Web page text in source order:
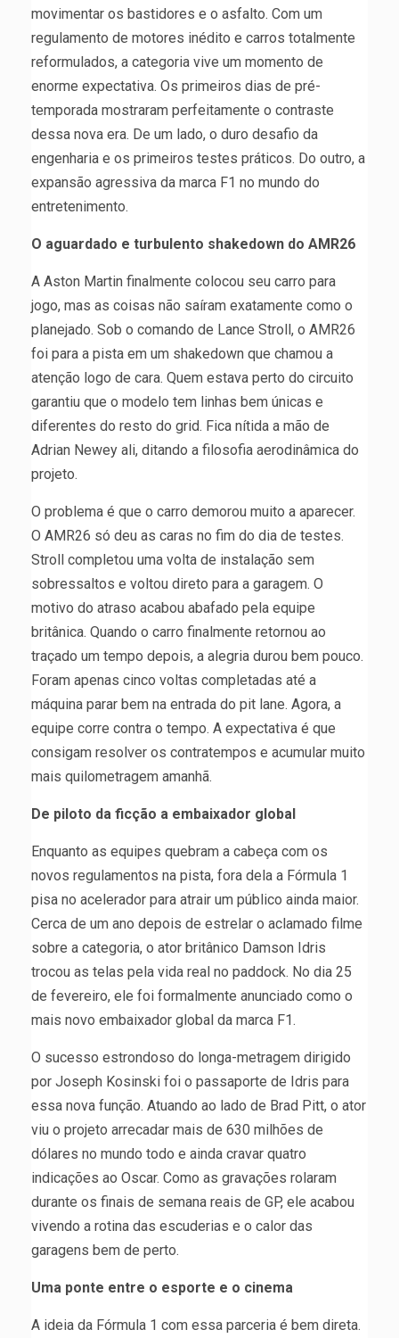
movimentar os bastidores e o asfalto. Com um
regulamento de motores inédito e carros totalmente
reformulados, a categoria vive um momento de
enorme expectativa. Os primeiros dias de pré-
temporada mostraram perfeitamente o contraste
dessa nova era. De um lado, o duro desafio da
engenharia e os primeiros testes práticos. Do outro, a
expansão agressiva da marca F1 no mundo do
entretenimento.
O aguardado e turbulento shakedown do AMR26
A Aston Martin finalmente colocou seu carro para
jogo, mas as coisas não saíram exatamente como o
planejado. Sob o comando de Lance Stroll, o AMR26
foi para a pista em um shakedown que chamou a
atenção logo de cara. Quem estava perto do circuito
garantiu que o modelo tem linhas bem únicas e
diferentes do resto do grid. Fica nítida a mão de
Adrian Newey ali, ditando a filosofia aerodinâmica do
projeto.
O problema é que o carro demorou muito a aparecer.
O AMR26 só deu as caras no fim do dia de testes.
Stroll completou uma volta de instalação sem
sobressaltos e voltou direto para a garagem. O
motivo do atraso acabou abafado pela equipe
britânica. Quando o carro finalmente retornou ao
traçado um tempo depois, a alegria durou bem pouco.
Foram apenas cinco voltas completadas até a
máquina parar bem na entrada do pit lane. Agora, a
equipe corre contra o tempo. A expectativa é que
consigam resolver os contratempos e acumular muito
mais quilometragem amanhã.
De piloto da ficção a embaixador global
Enquanto as equipes quebram a cabeça com os
novos regulamentos na pista, fora dela a Fórmula 1
pisa no acelerador para atrair um público ainda maior.
Cerca de um ano depois de estrelar o aclamado filme
sobre a categoria, o ator britânico Damson Idris
trocou as telas pela vida real no paddock. No dia 25
de fevereiro, ele foi formalmente anunciado como o
mais novo embaixador global da marca F1.
O sucesso estrondoso do longa-metragem dirigido
por Joseph Kosinski foi o passaporte de Idris para
essa nova função. Atuando ao lado de Brad Pitt, o ator
viu o projeto arrecadar mais de 630 milhões de
dólares no mundo todo e ainda cravar quatro
indicações ao Oscar. Como as gravações rolaram
durante os finais de semana reais de GP, ele acabou
vivendo a rotina das escuderias e o calor das
garagens bem de perto.
Uma ponte entre o esporte e o cinema
A ideia da Fórmula 1 com essa parceria é bem direta.